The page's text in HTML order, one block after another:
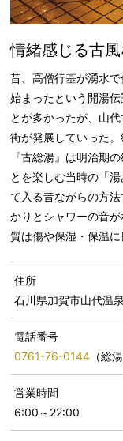
情緒感じる古風
昔、高僧行基が湧水
始まったという開湯
とが多かったが、山
街が発展していった
『古総湯』は明治期
とを楽しむ当時の「
て入る昔ながらの方
かりとシャワーの音
質は傷や保湿・保温に
住所
石川県加賀市山代温
電話番号
0761-76-0144 （総湯
営業時間
6:00～22:00